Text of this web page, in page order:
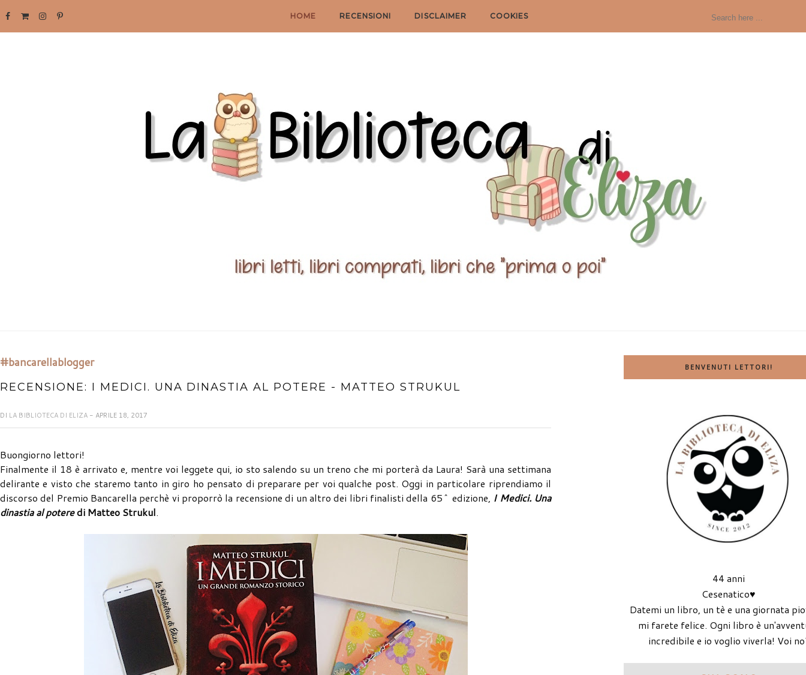
HOME RECENSIONI DISCLAIMER COOKIES
#bancarellablogger
RECENSIONE: I MEDICI. UNA DINASTIA AL POTERE - MATTEO STRUKUL
DI LA BIBLIOTECA DI ELIZA - APRILE 18, 2017
Buongiorno lettori!
Finalmente il 18 è arrivato e, mentre voi leggete qui, io sto salendo su un treno che mi porterà da Laura! Sarà una settimana
delirante e visto che staremo tanto in giro ho pensato di preparare per voi qualche post. Oggi in particolare riprendiamo il
discorso del Premio Bancarella perchè vi proporrò la recensione di un altro dei libri finalisti della 65^ edizione, I Medici. Una
dinastia al poteredi Matteo Strukul.
BENVENUTI LETTORI!
44 anni
Cesenatico♥
Datemi un libro, un tè e una giornata
mi farete felice. Ogni libro è
incredibile e io voglio viverla! Voi